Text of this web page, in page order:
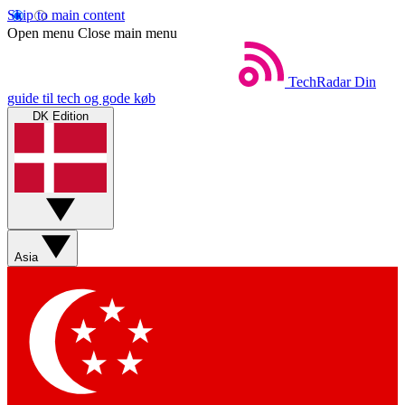
Skip to main content
Open menu Close main menu
TechRadar Din
guide til tech og gode køb
DK Edition
Asia